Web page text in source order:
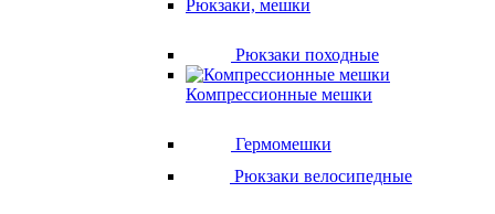
Рюкзаки, мешки
Рюкзаки походные
Компрессионные мешки
Гермомешки
Рюкзаки велосипедные